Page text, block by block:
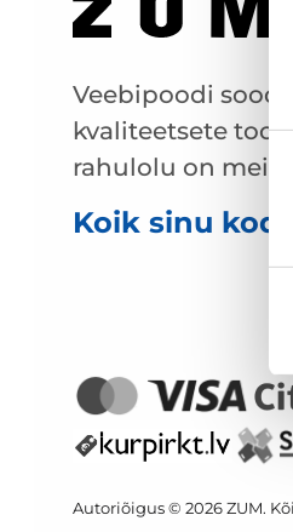
Veebipoodi
kvaliteetsete
rahulolu on meie
Koik sinu
Autoriõigus © 2026 ZUM.